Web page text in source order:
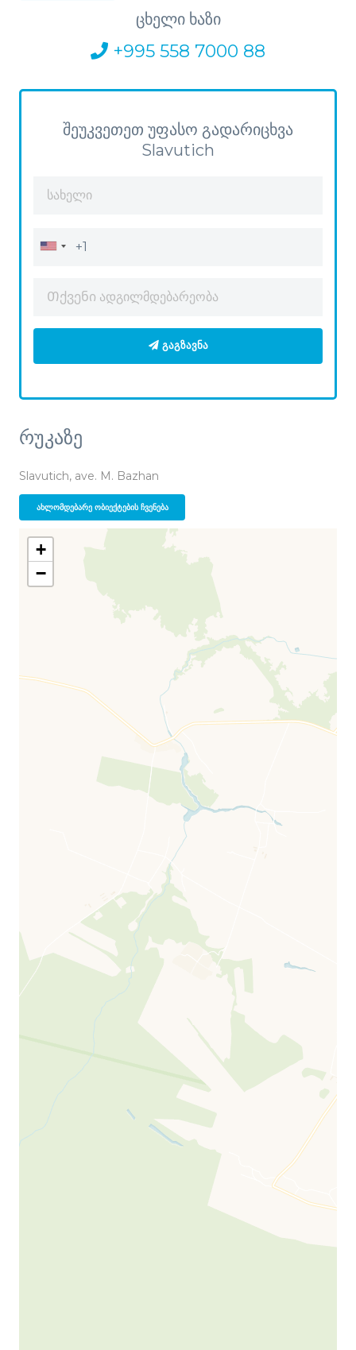
ცხელი ხაზი
+995 558 7000 88
შეუკვეთეთ უფასო გადარიცხვა
Slavutich
ᲒᲐᲒᲖᲐᲕᲜᲐ
რუკაზე
Slavutich, ave. M. Bazhan
ᲐᲮᲚᲝᲛᲓᲔᲑᲐᲠᲔ ᲝᲑᲘᲔᲥᲢᲔᲑᲘᲡ ᲩᲕᲔᲜᲔᲑᲐ
+
−